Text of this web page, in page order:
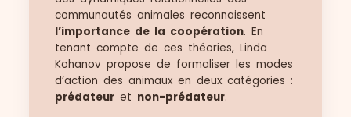
communautés animales reconnaissent
l’importance de la coopération. En
tenant compte de ces théories, Linda
Kohanov propose de formaliser les modes
d’action des animaux en deux catégories :
prédateuret non-prédateur.